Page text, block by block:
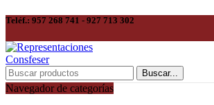
Teléf.: 957 268 741 - 927 713 302
Buscar...
Navegador de categorías